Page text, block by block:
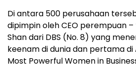
Di antara 500 perusahaan
dipimpin oleh CEO perempuan
Shan dari DBS (No. 8) yang
keenam di dunia dan pertama
Most Powerful Women in